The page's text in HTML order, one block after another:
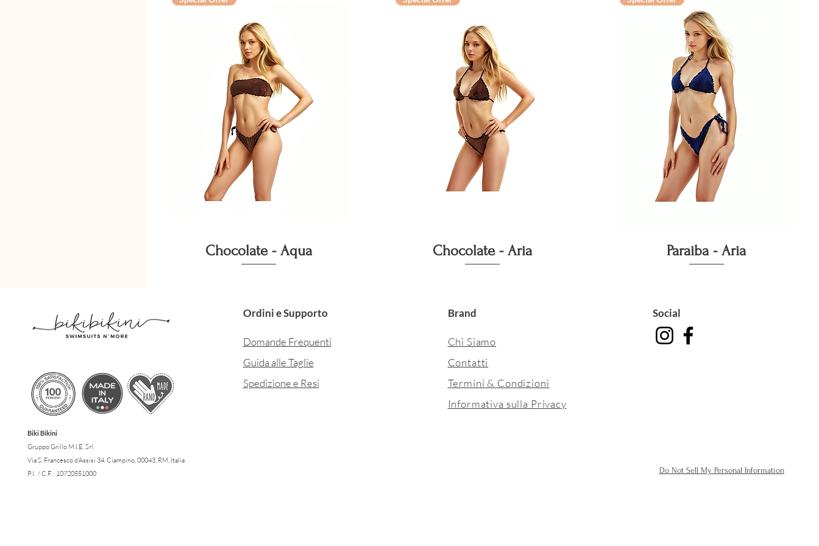
Vista rapida
Chocolate - Aqua Vista rapida
Chocolate - Aria Vista rapida
Paraiba - Aria
Biki Bikini
Gruppo Grillo M.I.E. Srl
Via S. Francesco d'Assisi 34, Ciampino, 00043, RM, Italia
P.I. / C.F. : 10720551000
Ordini e Supporto
Domande Frequenti
Guida alle Taglie
Spedizione e Resi
Brand
Chi Siamo
Contatti
Termini & Condizioni
Informativa sulla Privacy
Social
Do Not Sell My Personal Information